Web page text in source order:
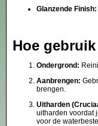
Glanzende Finish:
Hoe
Ondergrond:
Aanbrengen:
brengen.
Uitharden
uitharden voordat
voor de